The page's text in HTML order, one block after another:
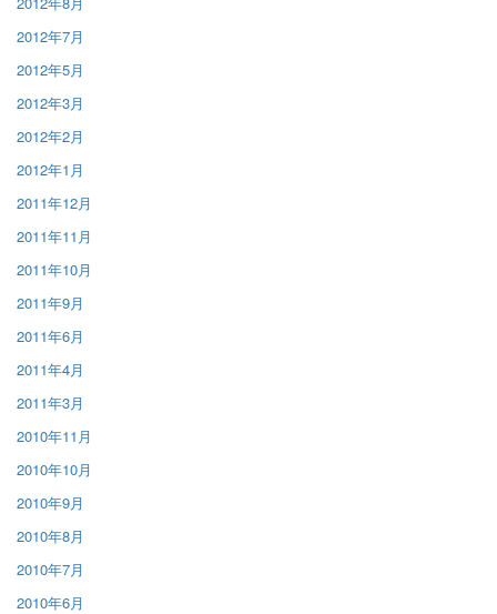
2012年7月
2012年5月
2012年3月
2012年2月
2012年1月
2011年12月
2011年11月
2011年10月
2011年9月
2011年6月
2011年4月
2011年3月
2010年11月
2010年10月
2010年9月
2010年8月
2010年7月
2010年6月